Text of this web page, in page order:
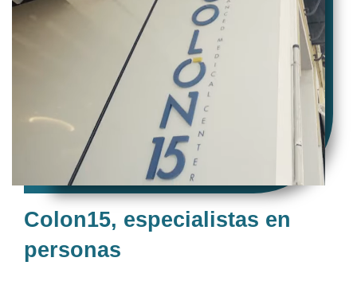
Colon15, especialistas en
personas